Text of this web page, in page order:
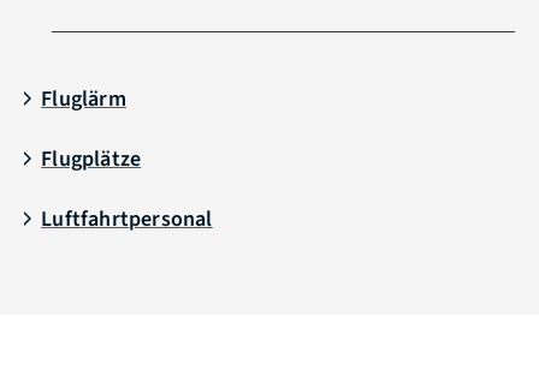
Fluglärm
Flugplätze
Luftfahrtpersonal